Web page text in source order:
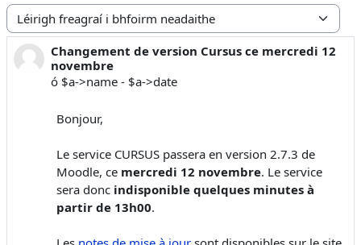
Display mode
Changement de version Cursus ce mercredi 12
novembre
ó $a->name - $a->date
Number of replies: 0
Bonjour,
Le service CURSUS passera en version 2.7.3 de
Moodle, ce mercredi 12 novembre. Le service
sera donc indisponible quelques minutes à
partir de 13h00.